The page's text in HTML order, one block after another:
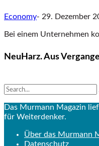
Economy- 29. Dezember
Bei einem Unternehmen
NeuHarz. Aus
Das Murmann Magazin
für Weiterdenker.
Über das Murmann
Datenschutz